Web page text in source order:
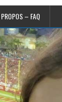
– FAQ